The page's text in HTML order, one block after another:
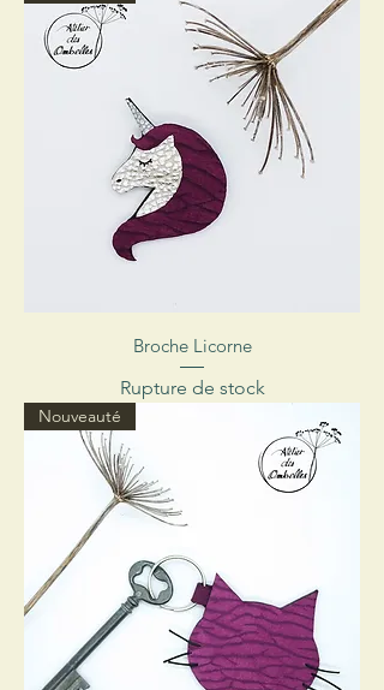
Broche Licorne
Rupture de stock
Nouveauté